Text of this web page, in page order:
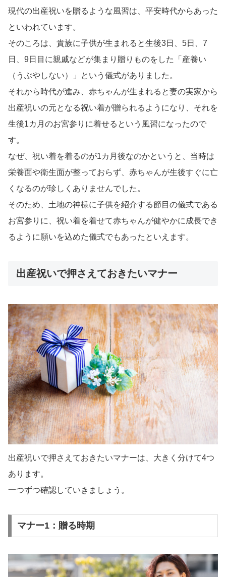
現代の出産祝いを贈るような風習は、平安時代からあった
といわれています。
そのころは、貴族に子供が生まれると生後3日、5日、7
日、9日目に親戚などが集まり贈りものをした「産養い
（うぶやしない）」という儀式がありました。
それから時代が進み、赤ちゃんが生まれると妻の実家から
出産祝いの元となる祝い着が贈られるようになり、それを
生後1カ月のお宮参りに着せるという風習になったので
す。
なぜ、祝い着を着るのが1カ月後なのかというと、当時は
栄養面や衛生面が整っておらず、赤ちゃんが生後すぐに亡
くなるのが珍しくありませんでした。
そのため、土地の神様に子供を紹介する節目の儀式である
お宮参りに、祝い着を着せて赤ちゃんが健やかに成長でき
るように願いを込めた儀式でもあったといえます。
出産祝いで押さえておきたいマナー
出産祝いで押さえておきたいマナーは、大きく分けて4つ
あります。
一つずつ確認していきましょう。
マナー1：贈る時期